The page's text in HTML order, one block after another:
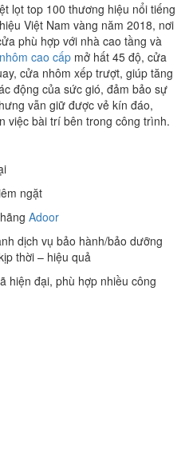
lọt top 100 thương hiệu nổi tiếng
Việt Nam vàng năm 2018, nơi
phù hợp với nhà cao tầng và
cao cấp mở hất 45 độ, cửa
cửa nhôm xếp trượt, giúp tăng
động của sức gió, đảm bảo sự
vẫn giữ được vẻ kín đáo,
việc bài trí bên trong công trình.
ngặt
Adoor
dịch vụ bảo hành/bảo dưỡng
thời – hiệu quả
hiện đại, phù hợp nhiều công